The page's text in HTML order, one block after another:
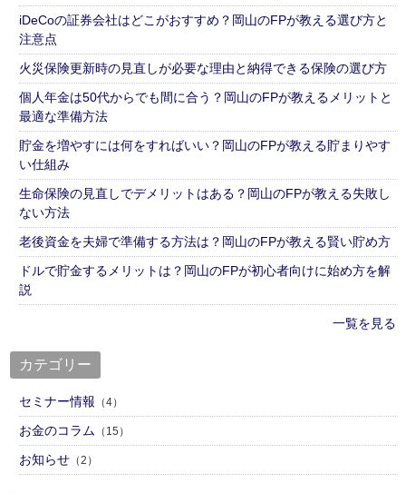
iDeCoの証券会社はどこがおすすめ？岡山のFPが教える選び方と
注意点
火災保険更新時の見直しが必要な理由と納得できる保険の選び方
個人年金は50代からでも間に合う？岡山のFPが教えるメリットと
最適な準備方法
貯金を増やすには何をすればいい？岡山のFPが教える貯まりやす
い仕組み
生命保険の見直しでデメリットはある？岡山のFPが教える失敗し
ない方法
老後資金を夫婦で準備する方法は？岡山のFPが教える賢い貯め方
ドルで貯金するメリットは？岡山のFPが初心者向けに始め方を解
説
一覧を見る
カテゴリー
セミナー情報 （4）
お金のコラム （15）
お知らせ （2）